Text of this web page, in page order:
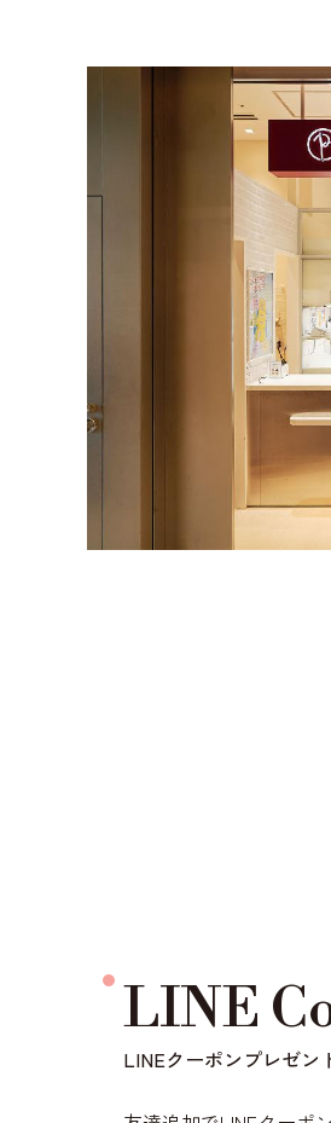
LINE
LINEクーポンプレゼン